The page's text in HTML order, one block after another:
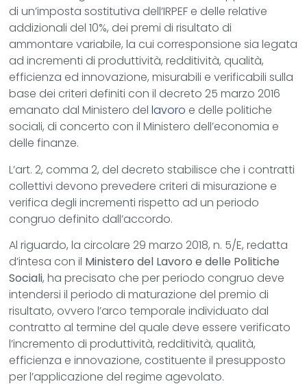
di un’imposta sostitutiva dell’IRPEF e delle relative
addizionali del 10%, dei premi di risultato di
ammontare variabile, la cui corresponsione sia legata
ad incrementi di produttività, redditività, qualità,
efficienza ed innovazione, misurabili e verificabili sulla
base dei criteri definiti con il decreto 25 marzo 2016
emanato dal Ministero dellavoro e delle politiche
sociali, di concerto con il Ministero dell’economia e
delle finanze.
L’art. 2, comma 2, del decreto stabilisce che i contratti
collettivi devono prevedere criteri di misurazione e
verifica degli incrementi rispetto ad un periodo
congruo definito dall’accordo.
Al riguardo, la circolare 29 marzo 2018, n. 5/E, redatta
d’intesa con il Ministero del Lavoro e delle Politiche
Sociali, ha precisato che per periodo congruo deve
intendersi il periodo di maturazione del premio di
risultato, ovvero l’arco temporale individuato dal
contratto al termine del quale deve essere verificato
l’incremento di produttività, redditività, qualità,
efficienza e innovazione, costituente il presupposto
per l’applicazione del regime agevolato.